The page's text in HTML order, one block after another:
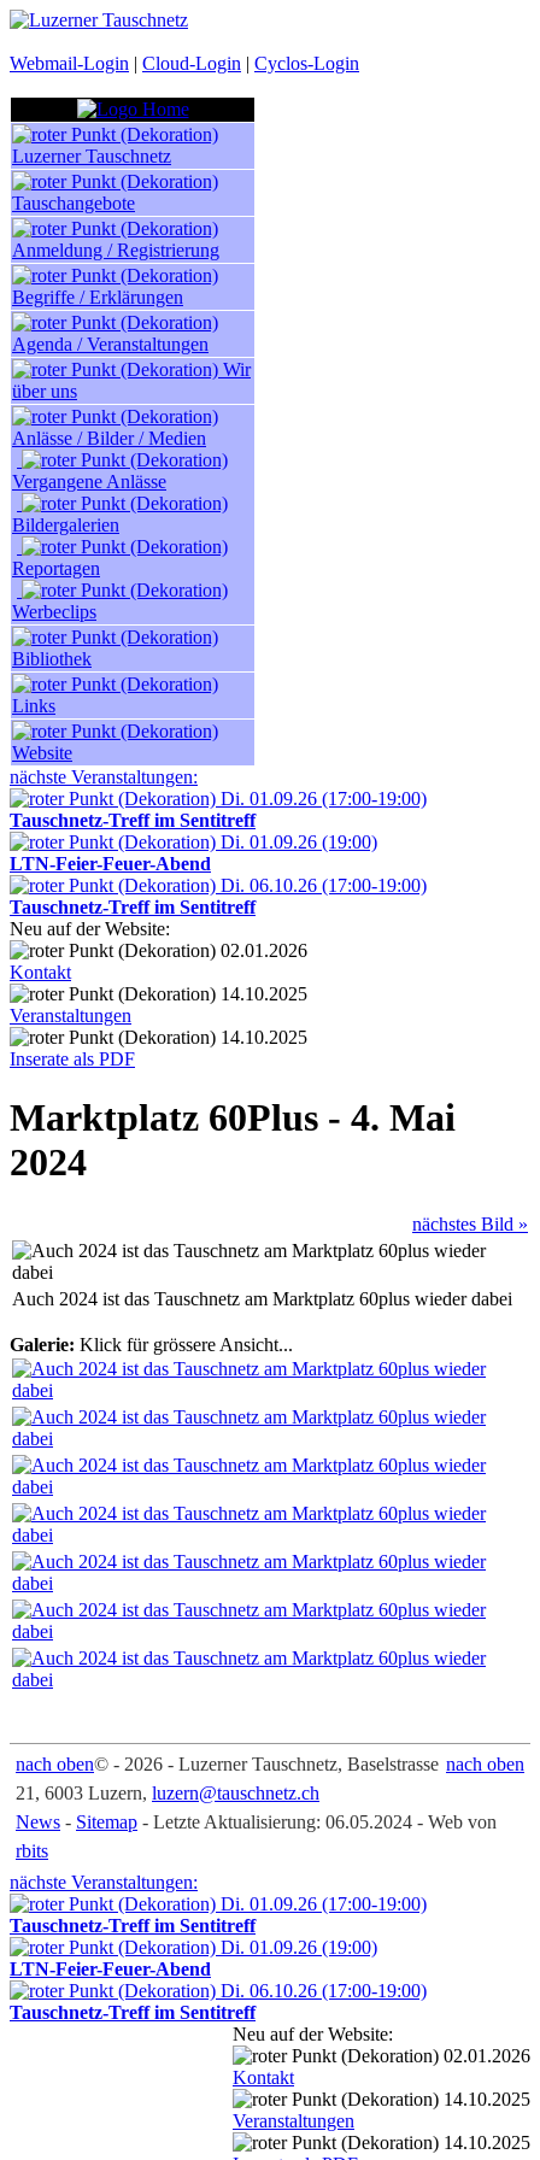
Webmail-Login | Cloud-Login | Cyclos-Login
Luzerner Tauschnetz
Tauschangebote
Anmeldung / Registrierung
Begriffe / Erklärungen
Agenda / Veranstaltungen
Wir
über uns
Anlässe / Bilder / Medien
Vergangene Anlässe
Bildergalerien
Reportagen
Werbeclips
Bibliothek
Links
Website
nächste Veranstaltungen:
Di. 01.09.26 (17:00-19:00)
Tauschnetz-Treff im Sentitreff
Di. 01.09.26 (19:00)
LTN-Feier-Feuer-Abend
Di. 06.10.26 (17:00-19:00)
Tauschnetz-Treff im Sentitreff
Neu auf der Website:
02.01.2026
Kontakt
14.10.2025
Veranstaltungen
14.10.2025
Inserate als PDF
Marktplatz 60Plus - 4. Mai
2024
nächstes Bild »
Auch 2024 ist das Tauschnetz am Marktplatz 60plus wieder dabei
Galerie: Klick für grössere Ansicht...
nach oben nach oben
© - 2026 - Luzerner Tauschnetz, Baselstrasse
21, 6003 Luzern, luzern@tauschnetz.ch
News - Sitemap - Letzte Aktualisierung: 06.05.2024 - Web von
rbits
nächste Veranstaltungen:
Di. 01.09.26 (17:00-19:00)
Tauschnetz-Treff im Sentitreff
Di. 01.09.26 (19:00)
LTN-Feier-Feuer-Abend
Di. 06.10.26 (17:00-19:00)
Tauschnetz-Treff im Sentitreff
Neu auf der Website:
02.01.2026
Kontakt
14.10.2025
Veranstaltungen
14.10.2025